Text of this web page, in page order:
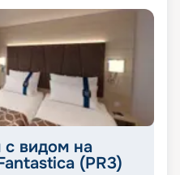
с видом на
(PR3)